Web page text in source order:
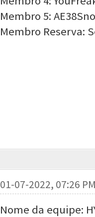
Membro 5:
Membro Reserva:
01-07-2022, 07:26
Nome da equipe: